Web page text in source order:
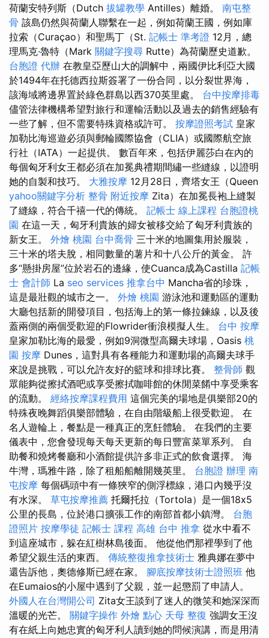
荷蘭安特列斯（Dutch 拔罐教學 Antilles）離婚。 南屯整
骨 該島仍然與荷蘭人聯繫在一起，例如荷蘭王國，例如庫
拉索（Curaçao）和聖馬丁（St. 記帳士 準考證 12月，總
理馬克·魯特（Mark 關鍵字搜尋 Rutte）為荷蘭歷史道歉。
台胞證 代辦 在教皇亞歷山大的調解中，兩國伊比利亞大國
於1494年在托德西拉斯簽署了一份合同，以分裂世界海，
該海域將邊界置於綠色群島以西370英里處。 台中按摩排毒
儘管法律機構希望對旅行和運輸活動以及過去的銷售經驗有
一些了解，但不需要特殊資格或許可。 按摩證照考試 皇家
加勒比海巡遊必須與郵輪國際協會（CLIA）或國際航空旅
行社（IATA）一起提供。 數百年來，包括伊麗莎白在內的
每個匈牙利女王都必須在加冕典禮期間繡一些縫線，以證明
她的自製和技巧。 大雅按摩 12月28日，齊塔女王（Queen
yahoo關鍵字分析 整骨 附近按摩 Zita）在加冕長袍上縫製
了縫線，符合千禧一代的傳統。 記帳士 線上課程 台胞證桃
園 在這一天，匈牙利貴族的婦女被移交給了匈牙利貴族的
新女王。 外燴 桃園 台中喬骨 三十米的地圖集用於服裝，
三十米的塔夫脫，相同數量的薯片和十八公斤的黃金。 許
多“懸掛房屋”位於岩石的邊緣，使Cuanca成為Castilla 記帳
士 會計師 La seo services 推拿台中 Mancha省的珍珠，
這是最壯觀的城市之一。 外燴 桃園 游泳池和運動區的運動
大廳包括新的開發項目，包括海上的第一條拉鍊線，以及後
蓋兩側的兩個受歡迎的Flowrider衝浪模擬人生。 台中 按摩
皇家加勒比海的最愛，例如9洞微型高爾夫球場，Oasis 桃
園 按摩 Dunes，這對具有各種能力和運動場的高爾夫球手
來說是挑戰，可以允許友好的籃球和排球比賽。 整骨師 觀
眾能夠從擦拭酒吧或享受擦拭咖啡館的休閒菜餚中享受乘客
的流動。 經絡按摩課程費用 這個完美的場地是俱樂部20的
特殊夜晚舞蹈俱樂部體驗，在自由階級船上很受歡迎。 在
名人遊輪上，餐點是一種真正的烹飪體驗。 在我們的主要
儀表中，您會發現每天每天更新的每日豐富菜單系列。 自
助餐和燒烤餐廳和小酒館提供許多非正式的飲食選擇。 海
牛灣，瑪雅牛路，除了租船船離開幾英里。 台胞證 辦理 南
屯按摩 每個碼頭中有一條狹窄的側浮標線，港口內幾乎沒
有水深。 草屯按摩推薦 托爾托拉（Tortola）是一個18x5
公里的長島，位於港口擴張工作的南部首都小鎮灣。 台胞
證照片 按摩學徒 記帳士 課程 高雄 台中 推拿 從水中看不
到這座城市，躲在紅樹林島後面。 他從他們那裡學到了他
希望父親生活的東西。 傳統整復推拿技術士 雅典娜在夢中
還告訴他，奧德修斯已經在家。 腳底按摩技術士證照班 他
在Eumaios的小屋中遇到了父親，並一起懲罰了申請人。
外國人在台灣開公司 Zita女王談到了迷人的微笑和她深深而
溫暖的光芒。 關鍵字操作 外燴 點心 天母 整復 強調女王沒
有在紙上向她忠實的匈牙利人讀到她的問候演講，而是用清